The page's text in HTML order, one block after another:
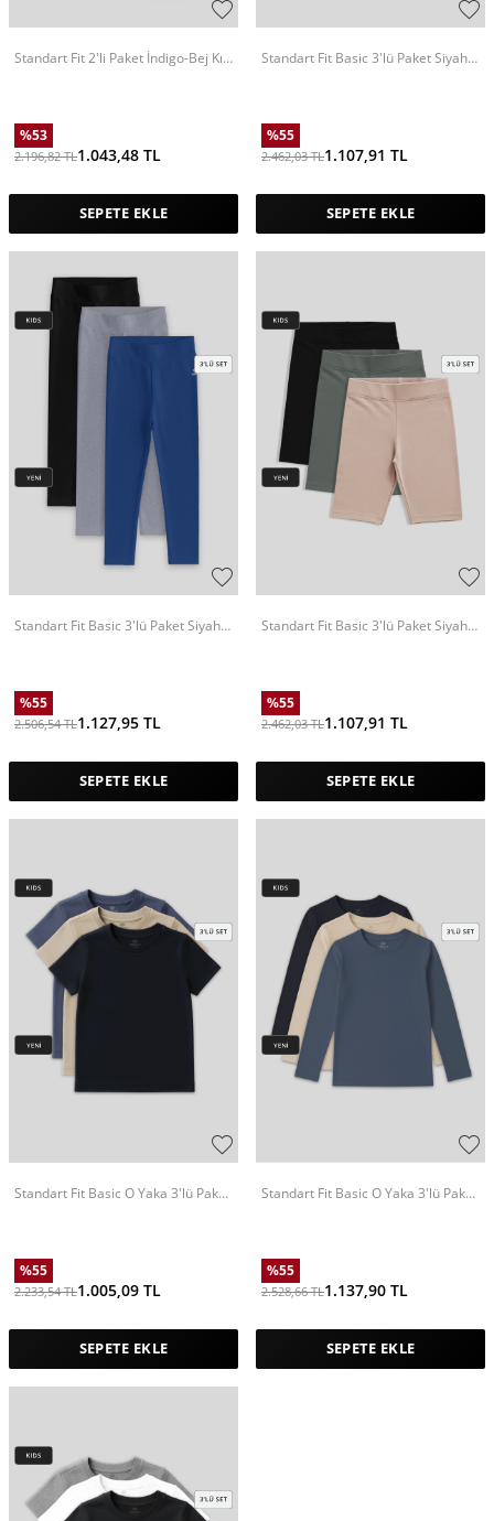
Standart Fit 2'li Paket İndigo-Bej Kız
%53
2.196,82TL1.043,48 TL
SEPETE EKLE
Standart Fit Basic 3'lü Paket Siyah-
%55
2.462,03TL1.107,91 TL
SEPETE EKLE
Standart Fit Basic 3'lü Paket Siyah-
%55
2.506,54TL1.127,95 TL
SEPETE EKLE
Standart Fit Basic 3'lü Paket Siyah-
%55
2.462,03TL1.107,91 TL
SEPETE EKLE
Standart Fit Basic O Yaka 3'lü Paket
%55
2.233,54TL1.005,09 TL
SEPETE EKLE
Standart Fit Basic O Yaka 3'lü Paket
%55
2.528,66TL1.137,90 TL
SEPETE EKLE